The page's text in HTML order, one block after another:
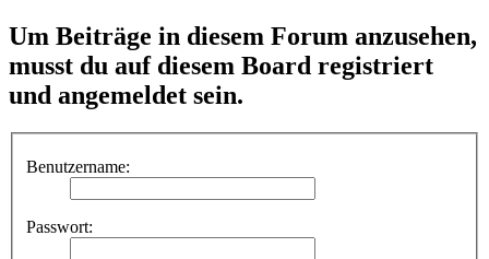
Um Beiträge in diesem Forum anzusehen,
musst du auf diesem Board registriert
und angemeldet sein.
Benutzername:
Passwort: